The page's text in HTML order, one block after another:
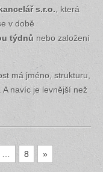
s.r.o. , která
v době
týdnů nebo založení
má jméno, strukturu,
navíc je levnější než
8 »